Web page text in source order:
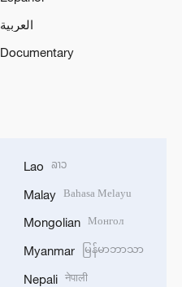
العربية
Documentary
Lao ລາວ
Malay Bahasa Melayu
Mongolian Монгол
Myanmar မြန်မာဘာသာ
Nepali नेपाली